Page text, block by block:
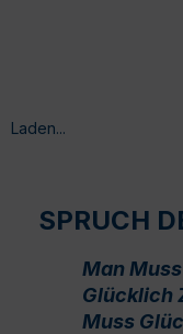
Laden...
SPRUCH
Man
Glücklich
Muss